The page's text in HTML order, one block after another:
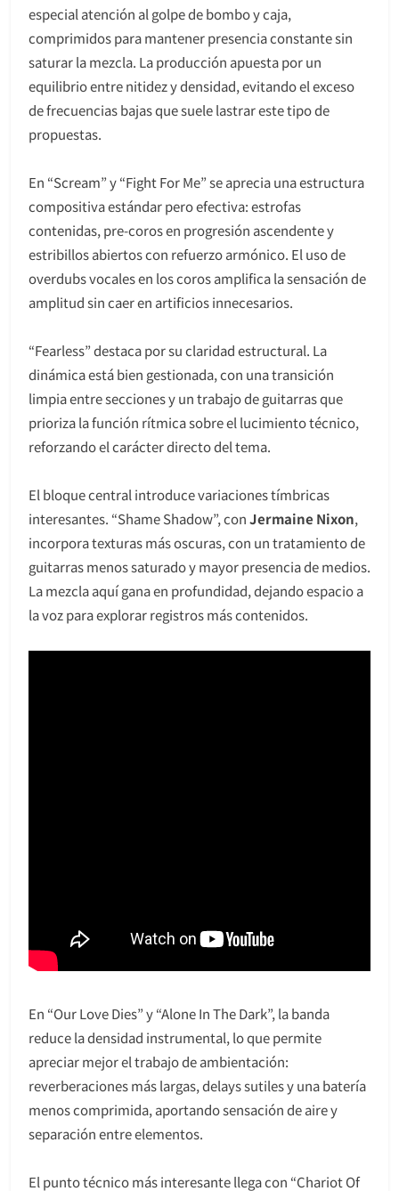
especial atención al golpe de bombo y caja,
comprimidos para mantener presencia constante sin
saturar la mezcla. La producción apuesta por un
equilibrio entre nitidez y densidad, evitando el exceso
de frecuencias bajas que suele lastrar este tipo de
propuestas.
En “Scream” y “Fight For Me” se aprecia una estructura
compositiva estándar pero efectiva: estrofas
contenidas, pre-coros en progresión ascendente y
estribillos abiertos con refuerzo armónico. El uso de
overdubs vocales en los coros amplifica la sensación de
amplitud sin caer en artificios innecesarios.
“Fearless” destaca por su claridad estructural. La
dinámica está bien gestionada, con una transición
limpia entre secciones y un trabajo de guitarras que
prioriza la función rítmica sobre el lucimiento técnico,
reforzando el carácter directo del tema.
El bloque central introduce variaciones tímbricas
interesantes. “Shame Shadow”, conJermaine Nixon,
incorpora texturas más oscuras, con un tratamiento de
guitarras menos saturado y mayor presencia de medios.
La mezcla aquí gana en profundidad, dejando espacio a
la voz para explorar registros más contenidos.
En “Our Love Dies” y “Alone In The Dark”, la banda
reduce la densidad instrumental, lo que permite
apreciar mejor el trabajo de ambientación:
reverberaciones más largas, delays sutiles y una batería
menos comprimida, aportando sensación de aire y
separación entre elementos.
El punto técnico más interesante llega con “Chariot Of